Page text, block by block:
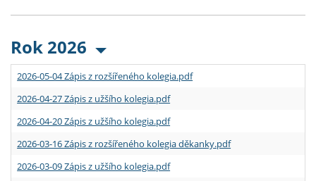
Rok 2026
2026-05-04 Zápis z rozšířeného kolegia.pdf
2026-04-27 Zápis z užšího kolegia.pdf
2026-04-20 Zápis z užšího kolegia.pdf
2026-03-16 Zápis z rozšířeného kolegia děkanky.pdf
2026-03-09 Zápis z užšího kolegia.pdf